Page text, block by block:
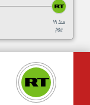
منذ ١٩
يوم